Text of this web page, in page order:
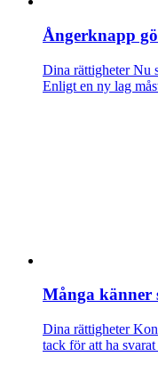
Ångerknapp
Dina rättigheterNu
Enligt en ny lag
Många känner
Dina rättigheter
tack för att ha